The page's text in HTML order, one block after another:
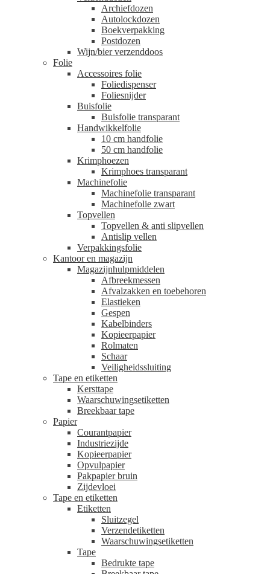
Archiefdozen
Autolockdozen
Boekverpakking
Postdozen
Wijn/bier verzenddoos
Folie
Accessoires folie
Foliedispenser
Foliesnijder
Buisfolie
Buisfolie transparant
Handwikkelfolie
10 cm handfolie
50 cm handfolie
Krimphoezen
Krimphoes transparant
Machinefolie
Machinefolie transparant
Machinefolie zwart
Topvellen
Topvellen & anti slipvellen
Antislip vellen
Verpakkingsfolie
Kantoor en magazijn
Magazijnhulpmiddelen
Afbreekmessen
Afvalzakken en toebehoren
Elastieken
Gespen
Kabelbinders
Kopieerpapier
Rolmaten
Schaar
Veiligheidssluiting
Tape en etiketten
Kersttape
Waarschuwingsetiketten
Breekbaar tape
Papier
Courantpapier
Industriezijde
Kopieerpapier
Opvulpapier
Pakpapier bruin
Zijdevloei
Tape en etiketten
Etiketten
Sluitzegel
Verzendetiketten
Waarschuwingsetiketten
Tape
Bedrukte tape